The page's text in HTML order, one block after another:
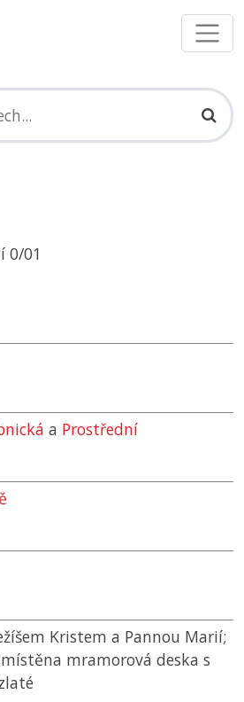
0/01
a Prostřední
Kristem a Pannou Marií;
mramorová deska s